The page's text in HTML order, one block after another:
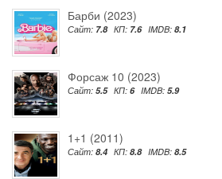
Барби (2023)
Сайт: 7.8 КП: 7.6 IMDB: 8.1
Форсаж 10 (2023)
Сайт: 5.5 КП: 6 IMDB: 5.9
1+1 (2011)
Сайт: 8.4 КП: 8.8 IMDB: 8.5